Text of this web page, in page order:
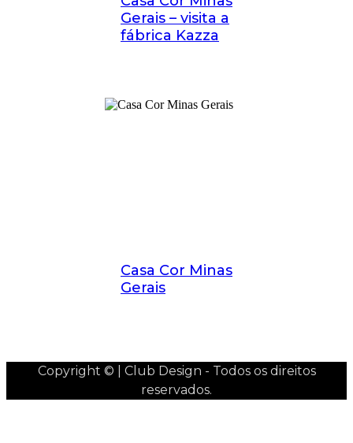
Gerais – visita a
fábrica Kazza
Casa Cor Minas
Gerais
Copyright © | Club Design - Todos os direitos
reservados.